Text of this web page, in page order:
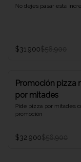
No dejes pasar esta
$31.900$56.900
Promoción pizza
por mitades
Pide pizza por mitades
promoción
$32.900$56.900